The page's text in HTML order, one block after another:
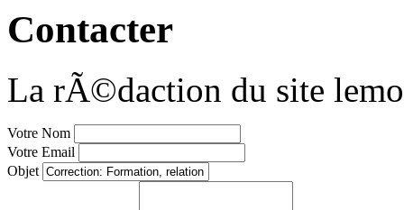
Contacter
La rÃ©daction du site
Votre Nom
Votre Email
Objet